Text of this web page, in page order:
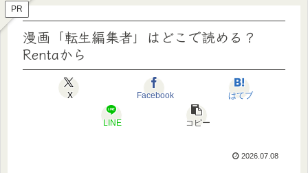
PR
漫画「転生編集者」はどこで読める？
Rentaから
X Facebook はてブ
LINE コピー
2026.07.08